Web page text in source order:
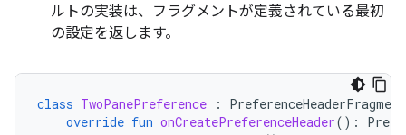
ルトの実装は、フラグメントが定義されている最初
の設定を返します。
class TwoPanePreference :
override fun onCreatePreferenceHeader():